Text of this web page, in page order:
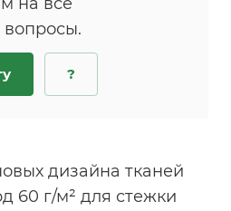
?
дизайна тканей
60 г/м² для стежки